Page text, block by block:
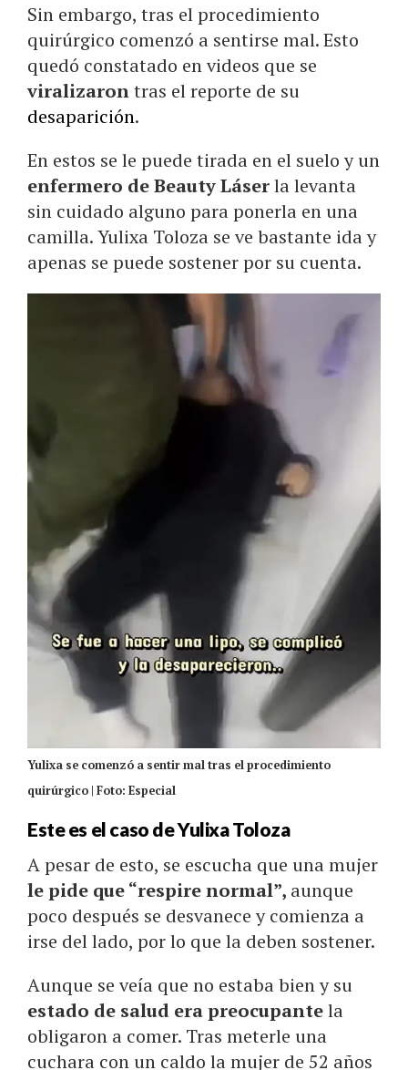
Sin embargo, tras el procedimiento
quirúrgico comenzó a sentirse mal. Esto
quedó constatado en videos que se
viralizarontras el reporte de su
desaparición.
En estos se le puede tirada en el suelo y un
enfermero de Beauty Láserla levanta
sin cuidado alguno para ponerla en una
camilla. Yulixa Toloza se ve bastante ida y
apenas se puede sostener por su cuenta.
Yulixa se comenzó a sentir mal tras el procedimiento
quirúrgico | Foto: Especial
Este es el caso de Yulixa Toloza
A pesar de esto, se escucha que una mujer
le pide que “respire normal”, aunque
poco después se desvanece y comienza a
irse del lado, por lo que la deben sostener.
Aunque se veía que no estaba bien y su
estado de salud era preocupantela
obligaron a comer. Tras meterle una
cuchara con un caldo la mujer de 52 años